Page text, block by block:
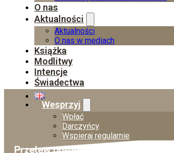
O nas
Aktualności
Aktualności
O nas w mediach
Książka
Modlitwy
Intencje
Świadectwa
Wesprzyj
Wpłać
Darczyńcy
Wspieraj regularnie
Przelew on-line